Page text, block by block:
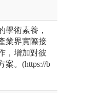
學術素養，
業界實際接
，增加對彼
案。(https://b